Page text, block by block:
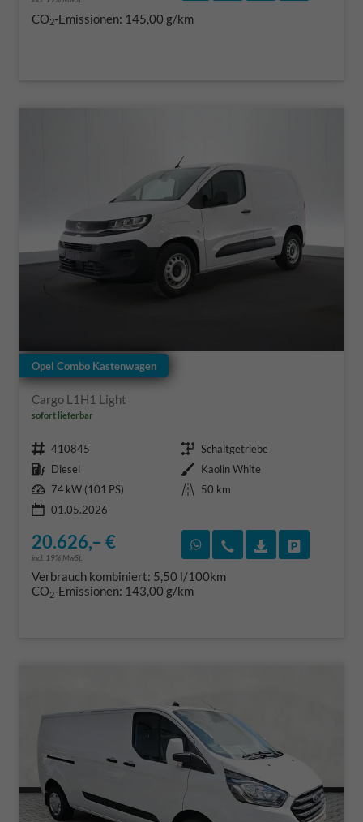
CO2-Emissionen: 145,00 g/km
Opel Combo Kastenwagen
Cargo L1H1 Light
sofort lieferbar
Fahrzeugnr. 410845 Getriebe Schaltgetriebe
Kraftstoff Diesel Außenfarbe Kaolin White
Leistung 74 kW (101 PS) Kilometerstand
50 km
01.05.2026
20.626,– €
incl. 19% MwSt.
Rückruf vereinbaren
Wir rufen Sie an
Verbrauch kombiniert: 5,50 l/100km
CO2-Emissionen: 143,00 g/km